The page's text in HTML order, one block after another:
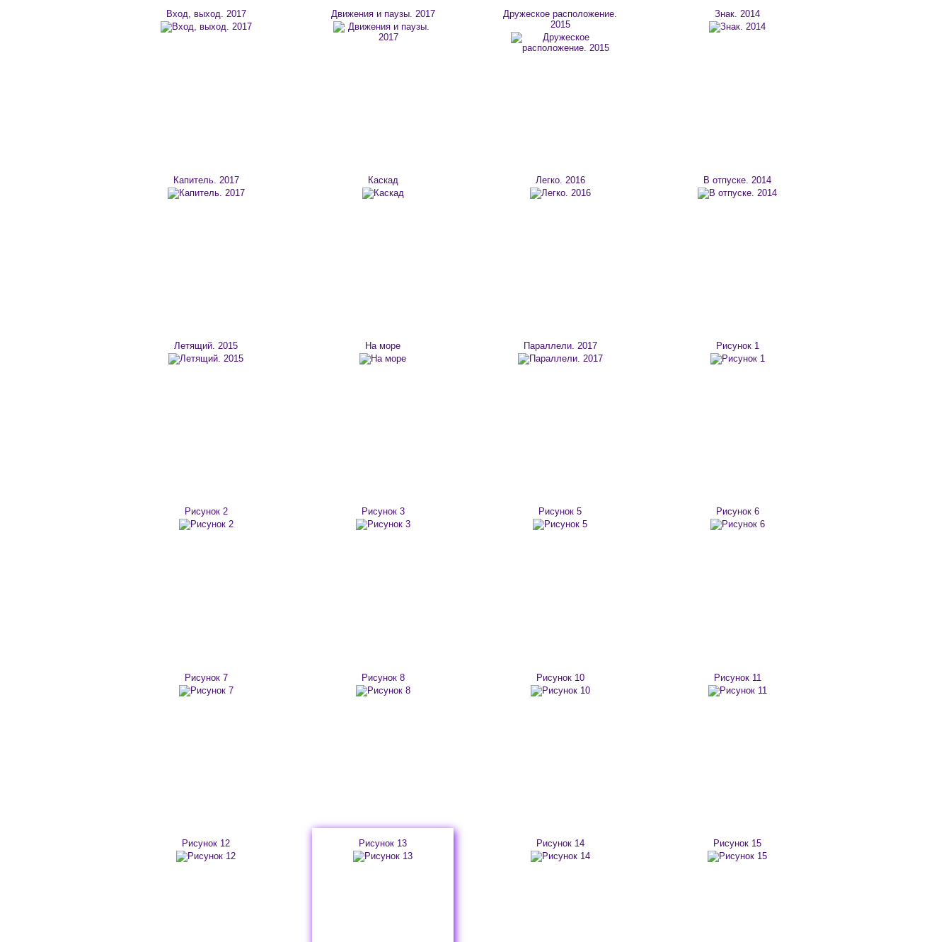
Вход, выход. 2017 Движения и паузы. 2017
Дружеское расположение.
2015
Знак. 2014
Капитель. 2017 Каскад Легко. 2016 В отпуске. 2014
Летящий. 2015 На море Параллели. 2017 Рисунок 1
Рисунок 2 Рисунок 3 Рисунок 5 Рисунок 6
Рисунок 7 Рисунок 8 Рисунок 10 Рисунок 11
Рисунок 12 Рисунок 13 Рисунок 14 Рисунок 15